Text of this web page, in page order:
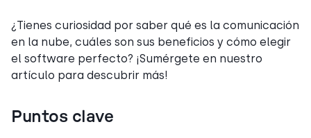
¿Tienes curiosidad por saber qué es la comunicación
en la nube, cuáles son sus beneficios y cómo elegir
el software perfecto? ¡Sumérgete en nuestro
artículo para descubrir más!
Puntos clave